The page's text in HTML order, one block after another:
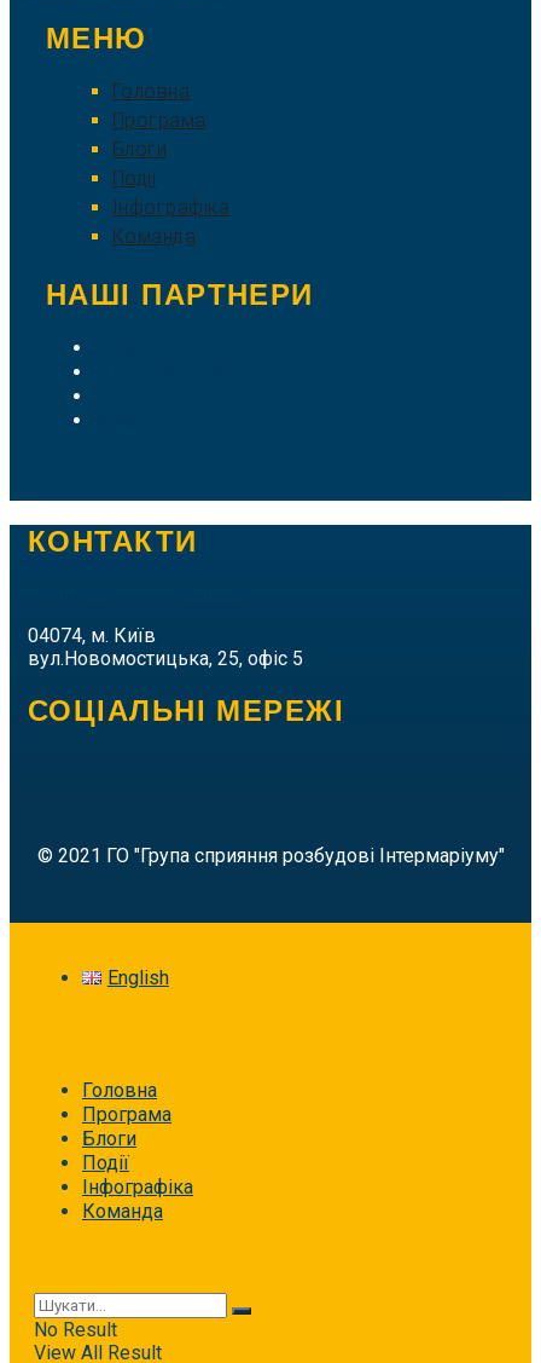
МЕНЮ
Головна
Програма
Блоги
Події
Інфографіка
Команда
НАШІ ПАРТНЕРИ
КОНТАКТИ
04074, м. Київ
вул.Новомостицька, 25, офіс 5
СОЦІАЛЬНІ МЕРЕЖІ
© 2021 ГО "Група сприяння розбудові Інтермаріуму"
English
Головна
Програма
Блоги
Події
Інфографіка
Команда
No Result
View All Result